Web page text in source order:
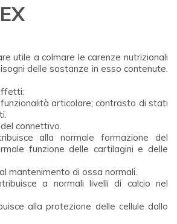
utile a colmare le carenze nutrizionali
delle sostanze in esso contenute.
articolare; contrasto di stati
connettivo.
alla normale formazione del
funzione delle cartilagini e delle
mantenimento di ossa normali.
a normali livelli di calcio nel
alla protezione delle cellule dallo